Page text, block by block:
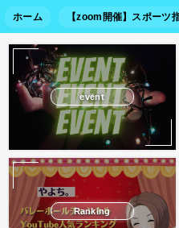
ホーム 【zoom開催】スポーツ
event
Ranking